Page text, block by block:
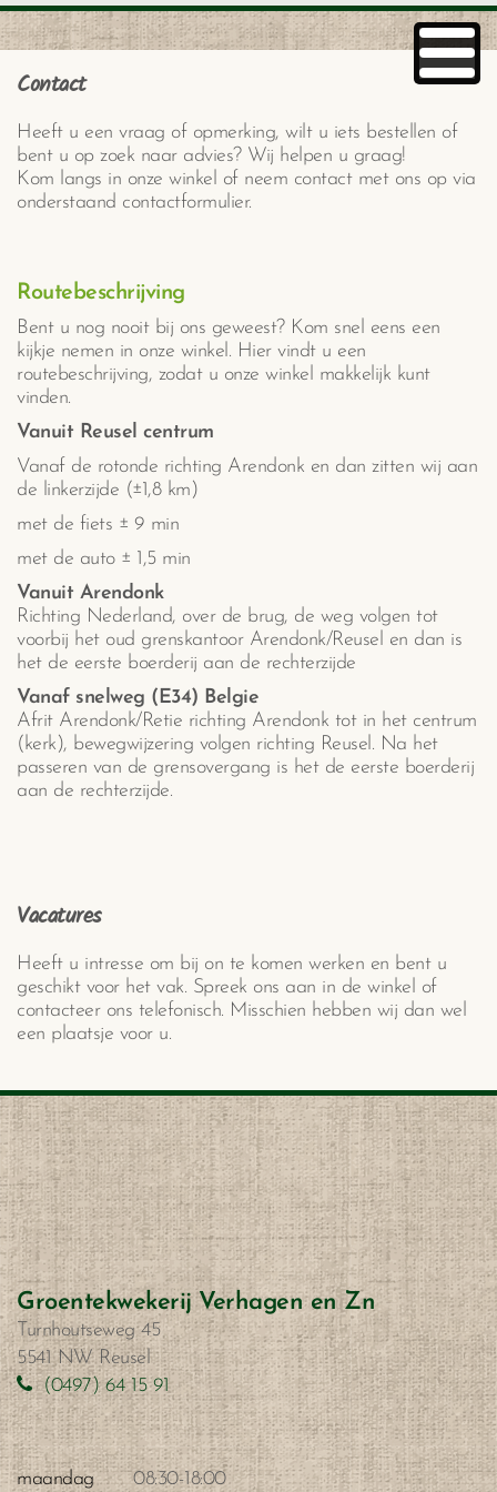
Contact
Heeft u een vraag of opmerking, wilt u iets bestellen of
bent u op zoek naar advies? Wij helpen u graag!
Kom langs in onze winkel of neem contact met ons op via
onderstaand contactformulier.
Routebeschrijving
Bent u nog nooit bij ons geweest? Kom snel eens een
kijkje nemen in onze winkel. Hier vindt u een
routebeschrijving, zodat u onze winkel makkelijk kunt
vinden.
Vanuit Reusel centrum
Vanaf de rotonde richting Arendonk en dan zitten wij aan
de linkerzijde (±1,8 km)
met de fiets ± 9 min
met de auto ± 1,5 min
Vanuit Arendonk
Richting Nederland, over de brug, de weg volgen tot
voorbij het oud grenskantoor Arendonk/Reusel en dan is
het de eerste boerderij aan de rechterzijde
Vanaf snelweg (E34) Belgie
Afrit Arendonk/Retie richting Arendonk tot in het centrum
(kerk), bewegwijzering volgen richting Reusel. Na het
passeren van de grensovergang is het de eerste boerderij
aan de rechterzijde.
Vacatures
Heeft u intresse om bij on te komen werken en bent u
geschikt voor het vak. Spreek ons aan in de winkel of
contacteer ons telefonisch. Misschien hebben wij dan wel
een plaatsje voor u.
Groentekwekerij Verhagen en Zn
Turnhoutseweg 45
5541 NW Reusel
(0497) 64 15 91
maandag 08:30-18:00